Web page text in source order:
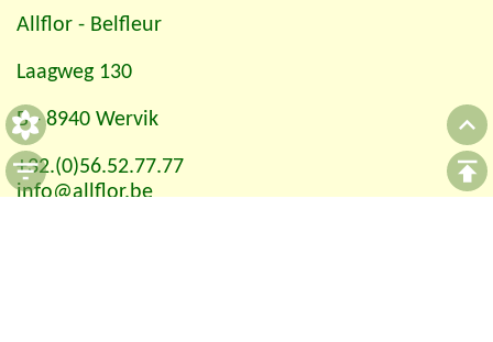
Allflor - Belfleur
Laagweg 130
B - 8940 Wervik
+32.(0)56.52.77.77
info@allflor.be